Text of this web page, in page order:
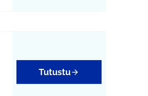
Tutustu